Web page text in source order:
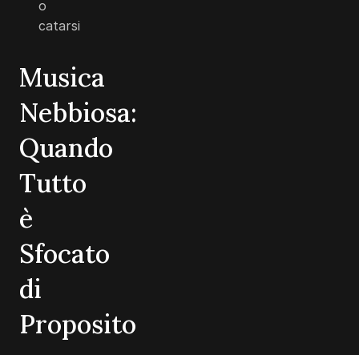
o
catarsi
Musica
Nebbiosa:
Quando
Tutto
è
Sfocato
di
Proposito